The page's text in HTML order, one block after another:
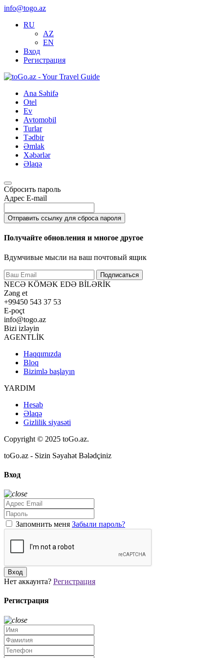
info@togo.az
RU
AZ
EN
Вход
Регистрация
Ana Səhifə
Otel
Ev
Avtomobil
Turlar
Tədbir
Əmlak
Xəbərlər
Əlaqə
Сбросить пароль
Адрес E-mail
Отправить ссылку для сброса пароля
Получайте обновления и многое другое
Вдумчивые мысли на ваш почтовый ящик
Подписаться
NECƏ KÖMƏK EDƏ BİLƏRİK
Zəng et
+99450 543 37 53
E-poçt
info@togo.az
Bizi izləyin
AGENTLİK
Haqqımızda
Bloq
Bizimlə başlayın
YARDIM
Hesab
Əlaqə
Gizlilik siyasəti
Copyright © 2025 toGo.az.
toGo.az - Sizin Səyahət Bələdçiniz
Вход
Запомнить меня Забыли пароль?
Вход
Нет аккаунта? Регистрация
Регистрация